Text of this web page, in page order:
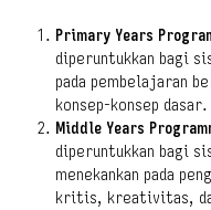
Primary Years
diperuntukkan bagi
pada pembelajaran
konsep-konsep dasar.
Middle Years
diperuntukkan bagi
menekankan pada
kritis, kreativitas,